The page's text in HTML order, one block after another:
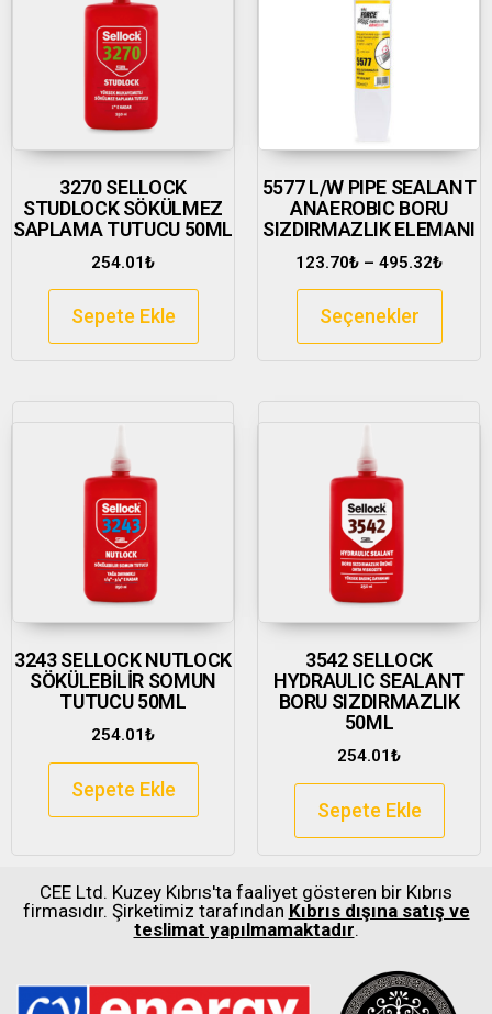
3270 SELLOCK
STUDLOCK SÖKÜLMEZ
SAPLAMA TUTUCU 50ML
254.01₺
Sepete Ekle
5577 L/W PIPE SEALANT
ANAEROBIC BORU
SIZDIRMAZLIK ELEMANI
123.70₺ – 495.32₺
Seçenekler
3243 SELLOCK NUTLOCK
SÖKÜLEBİLİR SOMUN
TUTUCU 50ML
254.01₺
Sepete Ekle
3542 SELLOCK
HYDRAULIC SEALANT
BORU SIZDIRMAZLIK
50ML
254.01₺
Sepete Ekle
CEE Ltd. Kuzey Kıbrıs'ta faaliyet gösteren bir Kıbrıs
firmasıdır. Şirketimiz tarafından Kıbrıs dışına satış ve
teslimat yapılmamaktadır.